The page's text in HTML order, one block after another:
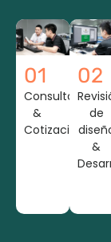
01
Consulta
&
Cotización
02
de
&